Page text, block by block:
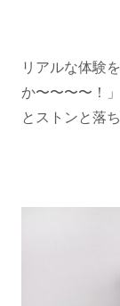
リアルな体験
か〜〜〜〜！」
とストンと落